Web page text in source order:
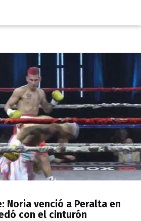
Noria venció a Peralta en
con el cinturón